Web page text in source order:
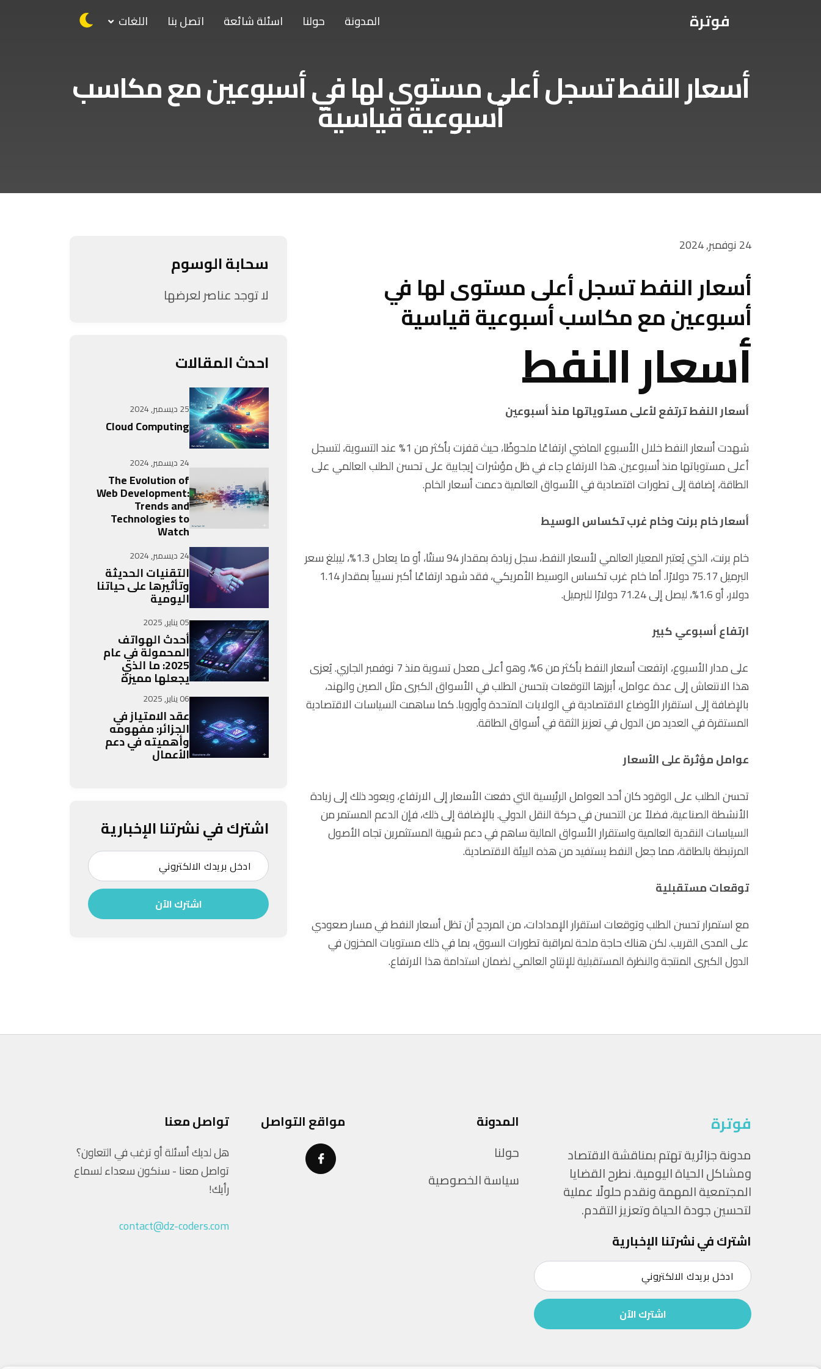
فوترة المدونة حولنا اسئلة شائعة اتصل بنا اللغات
أسعار النفط تسجل أعلى مستوى لها في أسبوعين مع مكاسب
أسبوعية قياسية
24 نوفمبر, 2024
أسعار النفط تسجل أعلى مستوى لها في
أسبوعين مع مكاسب أسبوعية قياسية
أسعار النفط
أسعار النفط ترتفع لأعلى مستوياتها منذ أسبوعين
شهدت أسعار النفط خلال الأسبوع الماضي ارتفاعًا ملحوظًا، حيث قفزت بأكثر من 1% عند التسوية، لتسجل
أعلى مستوياتها منذ أسبوعين. هذا الارتفاع جاء في ظل مؤشرات إيجابية على تحسن الطلب العالمي على
الطاقة، إضافة إلى تطورات اقتصادية في الأسواق العالمية دعمت أسعار الخام.
أسعار خام برنت وخام غرب تكساس الوسيط
خام برنت، الذي يُعتبر المعيار العالمي لأسعار النفط، سجل زيادة بمقدار 94 سنتًا، أو ما يعادل 1.3%، ليبلغ سعر
البرميل 75.17 دولارًا. أما خام غرب تكساس الوسيط الأمريكي، فقد شهد ارتفاعًا أكبر نسبياً بمقدار 1.14
دولار، أو 1.6%، ليصل إلى 71.24 دولارًا للبرميل.
ارتفاع أسبوعي كبير
على مدار الأسبوع، ارتفعت أسعار النفط بأكثر من 6%، وهو أعلى معدل تسوية منذ 7 نوفمبر الجاري. يُعزى
هذا الانتعاش إلى عدة عوامل، أبرزها التوقعات بتحسن الطلب في الأسواق الكبرى مثل الصين والهند،
بالإضافة إلى استقرار الأوضاع الاقتصادية في الولايات المتحدة وأوروبا. كما ساهمت السياسات الاقتصادية
المستقرة في العديد من الدول في تعزيز الثقة في أسواق الطاقة.
عوامل مؤثرة على الأسعار
تحسن الطلب على الوقود كان أحد العوامل الرئيسية التي دفعت الأسعار إلى الارتفاع، ويعود ذلك إلى زيادة
الأنشطة الصناعية، فضلاً عن التحسن في حركة النقل الدولي. بالإضافة إلى ذلك، فإن الدعم المستمر من
السياسات النقدية العالمية واستقرار الأسواق المالية ساهم في دعم شهية المستثمرين تجاه الأصول
المرتبطة بالطاقة، مما جعل النفط يستفيد من هذه البيئة الاقتصادية.
توقعات مستقبلية
مع استمرار تحسن الطلب وتوقعات استقرار الإمدادات، من المرجح أن تظل أسعار النفط في مسار صعودي
على المدى القريب. لكن هناك حاجة ملحة لمراقبة تطورات السوق، بما في ذلك مستويات المخزون في
الدول الكبرى المنتجة والنظرة المستقبلية للإنتاج العالمي لضمان استدامة هذا الارتفاع.
سحابة الوسوم
لا توجد عناصر لعرضها
احدث المقالات
25 ديسمبر, 2024
Cloud Computing
24 ديسمبر, 2024
The Evolution of
Web Development:
Trends and
Technologies to
Watch
24 ديسمبر, 2024
التقنيات الحديثة
وتأثيرها على حياتنا
اليومية
05 يناير, 2025
أحدث الهواتف
المحمولة في عام
2025: ما الذي
يجعلها مميزة
06 يناير, 2025
عقد الامتياز في
الجزائر: مفهومه
وأهميته في دعم
الأعمال
اشترك في نشرتنا الإخبارية
اشترك الآن
فوترة
مدونة جزائرية تهتم بمناقشة الاقتصاد
ومشاكل الحياة اليومية. نطرح القضايا
المجتمعية المهمة ونقدم حلولًا عملية
لتحسين جودة الحياة وتعزيز التقدم.
اشترك في نشرتنا الإخبارية
اشترك الآن
المدونة
حولنا
سياسة الخصوصية
مواقع التواصل تواصل معنا
هل لديك أسئلة أو ترغب في التعاون؟
تواصل معنا - سنكون سعداء لسماع
رأيك!
contact@dz-coders.com